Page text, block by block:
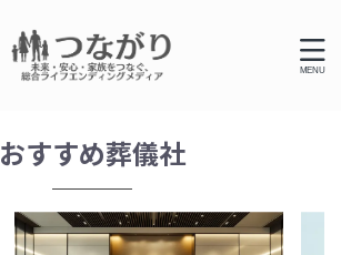
おすすめ葬儀社